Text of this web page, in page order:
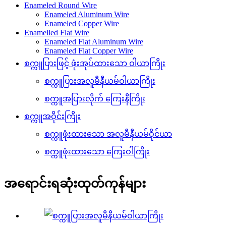
Enameled Round Wire
Enameled Aluminum Wire
Enameled Copper Wire
Enamelled Flat Wire
Enameled Flat Aluminum Wire
Enameled Flat Copper Wire
စက္ကူပြားဖြင့် ဖုံးအုပ်ထားသော ဝါယာကြိုး
စက္ကူပြားအလူမီနီယမ်ဝါယာကြိုး
စက္ကူအပြားလိုက် ကြေးနီကြိုး
စက္ကူအဝိုင်းကြိုး
စက္ကူဖုံးထားသော အလူမီနီယမ်ဝိုင်ယာ
စက္ကူဖုံးထားသော ကြေးဝါကြိုး
အရောင်းရဆုံးထုတ်ကုန်များ